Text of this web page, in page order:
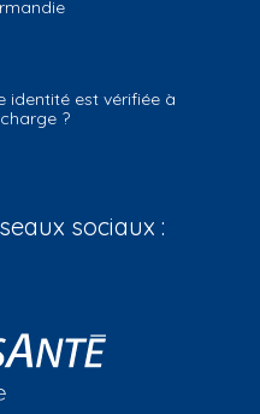
identité est vérifiée à
?
sociaux :